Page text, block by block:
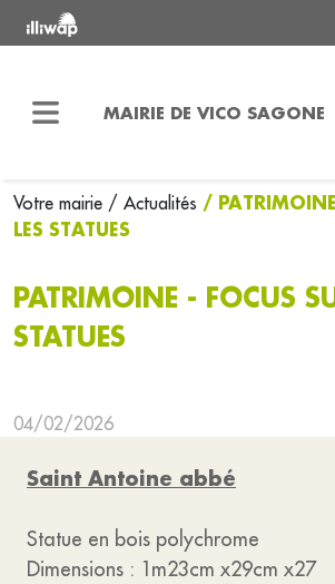
MAIRIE DE VICO SAGONE
Votre mairie / Actualités /
LES STATUES
PATRIMOINE - FOCUS
STATUES
04/02/2026
Saint Antoine abbé
Statue en bois polychrome
Dimensions : 1m23cm x29cm x27